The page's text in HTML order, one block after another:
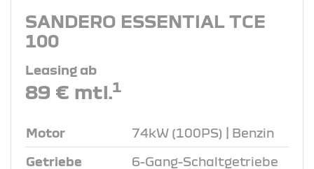
SANDERO ESSENTIAL TCE
100
Leasing ab
89 € mtl.1
Motor 74kW (100PS) | Benzin
Getriebe 6-Gang-Schaltgetriebe